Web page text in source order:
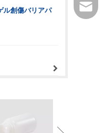
ル創傷バリアパ